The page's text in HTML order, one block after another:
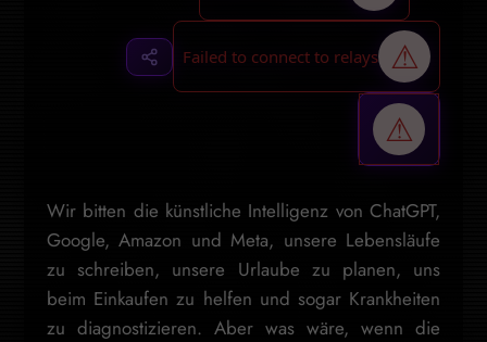
Wir bitten die künstliche Intelligenz von ChatGPT,
Google, Amazon und Meta, unsere Lebensläufe
zu schreiben, unsere Urlaube zu planen, uns
beim Einkaufen zu helfen und sogar Krankheiten
zu diagnostizieren. Aber was wäre, wenn die